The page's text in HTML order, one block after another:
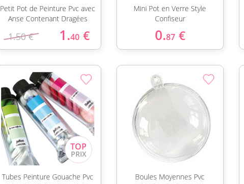
Petit Pot de Peinture Pvc avec
Anse Contenant Dragées
1.50 € 1.40 €
Mini Pot en Verre Style
Confiseur
0.87 €
Tubes Peinture Gouache Pvc
Boules Moyennes Pvc